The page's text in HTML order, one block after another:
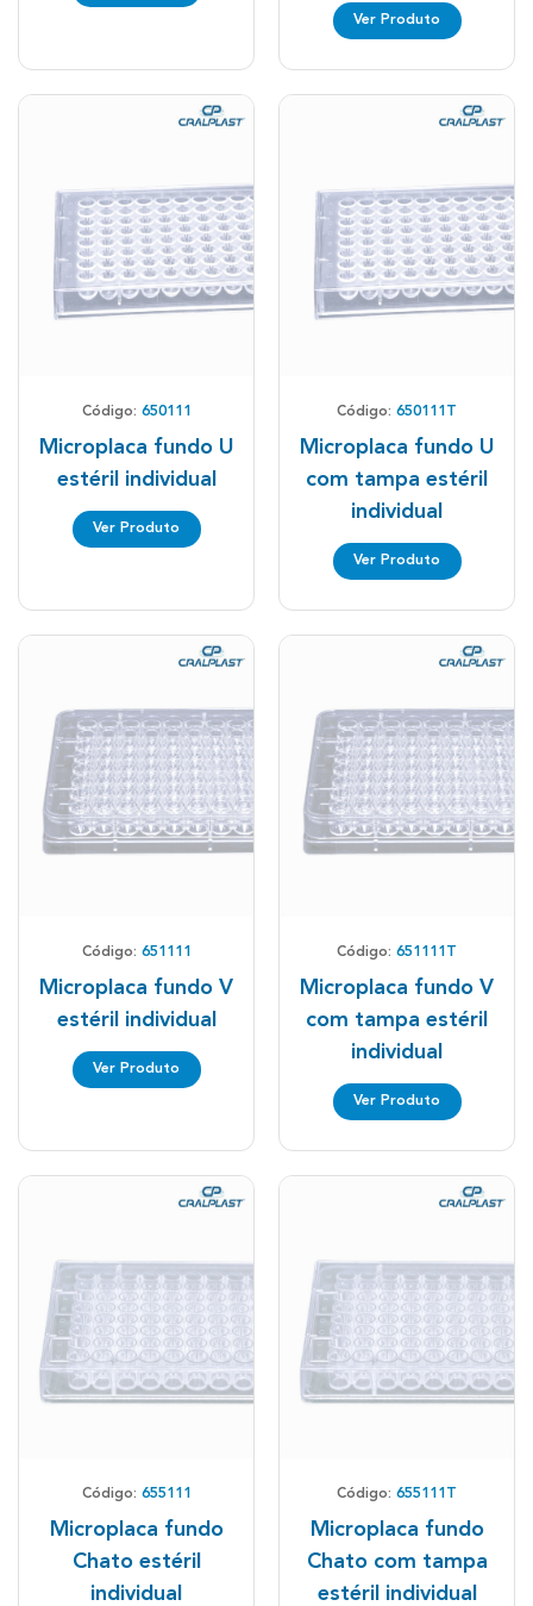
Ver Produto
Código: 650111
Microplaca fundo U
estéril individual
Ver Produto
Código: 650111T
Microplaca fundo U
com tampa estéril
individual
Ver Produto
Código: 651111
Microplaca fundo V
estéril individual
Ver Produto
Código: 651111T
Microplaca fundo V
com tampa estéril
individual
Ver Produto
Código: 655111
Microplaca fundo
Chato estéril
individual
Código: 655111T
Microplaca fundo
Chato com tampa
estéril individual